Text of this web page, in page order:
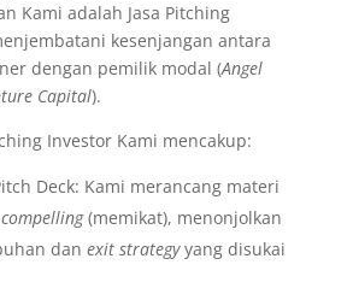
Kami adalah Jasa Pitching
kesenjangan antara
dengan pemilik modal (Angel
Capital).
Investor Kami mencakup:
Deck: Kami merancang materi
compelling(memikat), menonjolkan
dan exit strategyyang disukai